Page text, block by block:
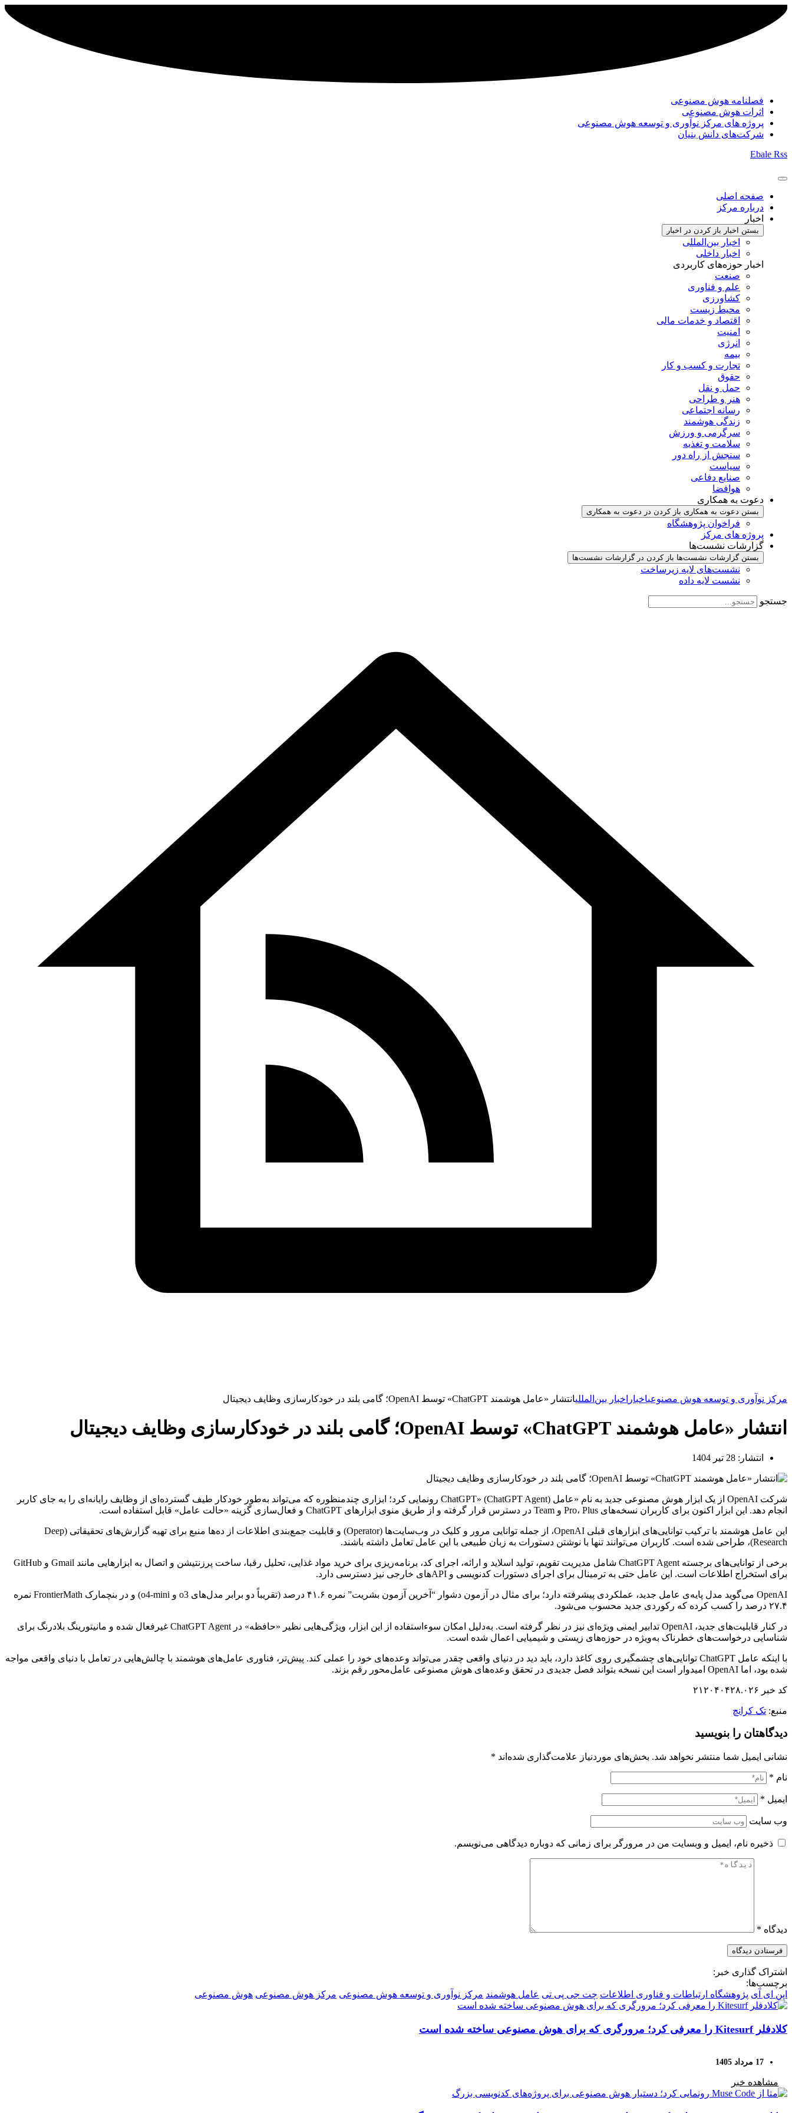
فصلنامه هوش مصنوعی
اثرات هوش مصنوعی
پروژه های مرکز نوآوری و توسعه هوش مصنوعی
شرکت‌های دانش بنیان
Ebale Rss
صفحه اصلی
درباره مرکز
اخبار
بستن اخبار باز کردن در اخبار
اخبار بین‌المللی
اخبار داخلی
اخبار حوزه‌های کاربردی
صنعت
علم و فناوری
کشاورزی
محیط زیست
اقتصاد و خدمات مالی
امنیت
انرژی
بیمه
تجارت و کسب و کار
حقوق
حمل و نقل
هنر و طراحی
رسانه اجتماعی
زندگی هوشمند
سرگرمی و ورزش
سلامت و تغذیه
سنجش از راه دور
سیاست
صنایع دفاعی
هوافضا
دعوت به همکاری
بستن دعوت به همکاری باز کردن در دعوت به همکاری
فراخوان پژوهشگاه
پروژه های مرکز
گزارشات نشست‌ها
بستن گزارشات نشست‌ها باز کردن در گزارشات نشست‌ها
نشست‌‌های لایه زیرساخت
نشست لایه داده
جستجو
مرکز نوآوری و توسعه هوش مصنوعیاخبار اخبار بین‌المللیانتشار «عامل هوشمند ChatGPT» توسط OpenAI؛ گامی بلند در خودکارسازی وظایف دیجیتال
انتشار «عامل هوشمند ChatGPT» توسط OpenAI؛ گامی بلند در خودکارسازی وظایف دیجیتال
انتشار: 28 تیر 1404
شرکت OpenAI از یک ابزار هوش مصنوعی جدید به نام «عامل ChatGPT» (ChatGPT Agent) رونمایی کرد؛ ابزاری چندمنظوره که می‌تواند به‌طور خودکار طیف گسترده‌ای از وظایف رایانه‌ای را به جای کاربر
انجام دهد. این ابزار اکنون برای کاربران نسخه‌های Pro، Plus و Team در دسترس قرار گرفته و از طریق منوی ابزارهای ChatGPT و فعال‌سازی گزینه «حالت عامل» قابل استفاده است.
این عامل هوشمند با ترکیب توانایی‌های ابزارهای قبلی OpenAI، از جمله توانایی مرور و کلیک در وب‌سایت‌ها (Operator) و قابلیت جمع‌بندی اطلاعات از ده‌ها منبع برای تهیه گزارش‌های تحقیقاتی (Deep
Research)، طراحی شده است. کاربران می‌توانند تنها با نوشتن دستورات به زبان طبیعی با این عامل تعامل داشته باشند.
برخی از توانایی‌های برجسته ChatGPT Agent شامل مدیریت تقویم، تولید اسلاید و ارائه، اجرای کد، برنامه‌ریزی برای خرید مواد غذایی، تحلیل رقبا، ساخت پرزنتیشن و اتصال به ابزارهایی مانند Gmail و GitHub
برای استخراج اطلاعات است. این عامل حتی به ترمینال برای اجرای دستورات کدنویسی و APIهای خارجی نیز دسترسی دارد.
OpenAI می‌گوید مدل پایه‌ی عامل جدید، عملکردی پیشرفته دارد؛ برای مثال در آزمون دشوار “آخرین آزمون بشریت” نمره ۴۱.۶ درصد (تقریباً دو برابر مدل‌های o3 و o4-mini) و در بنچمارک FrontierMath نمره
۲۷.۴ درصد را کسب کرده که رکوردی جدید محسوب می‌شود.
در کنار قابلیت‌های جدید، OpenAI تدابیر ایمنی ویژه‌ای نیز در نظر گرفته است. به‌دلیل امکان سوءاستفاده از این ابزار، ویژگی‌هایی نظیر «حافظه» در ChatGPT Agent غیرفعال شده و مانیتورینگ بلادرنگ برای
شناسایی درخواست‌های خطرناک به‌ویژه در حوزه‌های زیستی و شیمیایی اعمال شده است.
با اینکه عامل ChatGPT توانایی‌های چشمگیری روی کاغذ دارد، باید دید در دنیای واقعی چقدر می‌تواند وعده‌های خود را عملی کند. پیش‌تر، فناوری عامل‌های هوشمند با چالش‌هایی در تعامل با دنیای واقعی مواجه
شده بود، اما OpenAI امیدوار است این نسخه بتواند فصل جدیدی در تحقق وعده‌های هوش مصنوعی عامل‌محور رقم بزند.
کد خبر ۲۱۲۰۴۰۴۲۸.۰۲۶
منبع: تک کرانچ
دیدگاهتان را بنویسید
نشانی ایمیل شما منتشر نخواهد شد. بخش‌های موردنیاز علامت‌گذاری شده‌اند *
نام *
ایمیل *
وب‌ سایت
ذخیره نام، ایمیل و وبسایت من در مرورگر برای زمانی که دوباره دیدگاهی می‌نویسم.
دیدگاه *
اشتراک گذاری خبر:
برچسب‌ها:
اپن ای آی پژوهشگاه ارتباطات و فناوری اطلاعات چت جی پی تی عامل هوشمند مرکز نوآوری و توسعه هوش مصنوعی مرکز هوش مصنوعی هوش مصنوعی
کلادفلر Kitesurf را معرفی کرد؛ مرورگری که برای هوش مصنوعی ساخته شده است
17 مرداد 1405
مشاهده خبر